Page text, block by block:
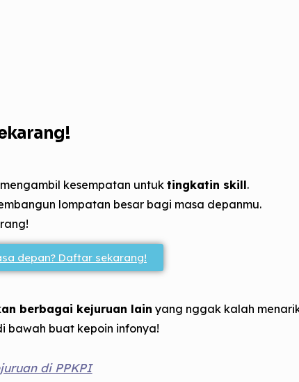
kesempatan untuktingkatin skill.
lompatan besar bagi masa depanmu.
depan? Daftar sekarang!
berbagai kejuruan lain yang nggak kalah
bawah buat kepoin infonya!
di PPKPI